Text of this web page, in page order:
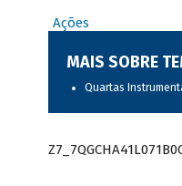
Ações
MAIS SOBRE
Quartas